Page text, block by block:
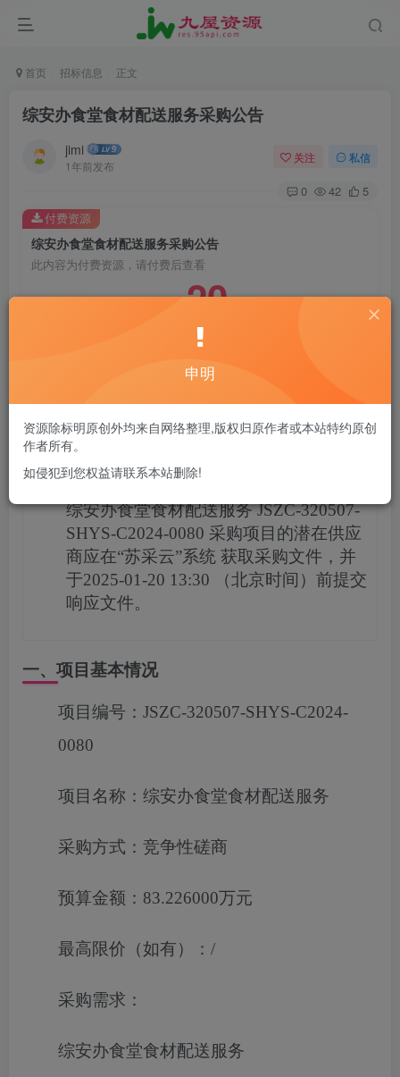
首页 招标信息 正文
综安办食堂食材配送服务采购公告
jimi
1年前发布
关注 私信
0 42 5
综安办食堂食材配送服务采购公告
此内容为付费资源，请付费后查看
20
立即购买
您当前未登录！建议登陆后购买，可保存购买订单
付费资源
项目概况
综安办食堂食材配送服务 JSZC-320507-
SHYS-C2024-0080 采购项目的潜在供应
商应在“苏采云”系统 获取采购文件，并
于2025-01-20 13:30 （北京时间）前提交
响应文件。
一、项目基本情况
项目编号： JSZC-320507-SHYS-C2024-
0080
项目名称： 综安办食堂食材配送服务
采购方式： 竞争性磋商
预算金额： 83.226000万元
最高限价（如有）： /
采购需求：
综安办食堂食材配送服务
申明
资源除标明原创外均来自网络整理,版权归原作者或本站特约原创
作者所有。
如侵犯到您权益请联系本站删除!